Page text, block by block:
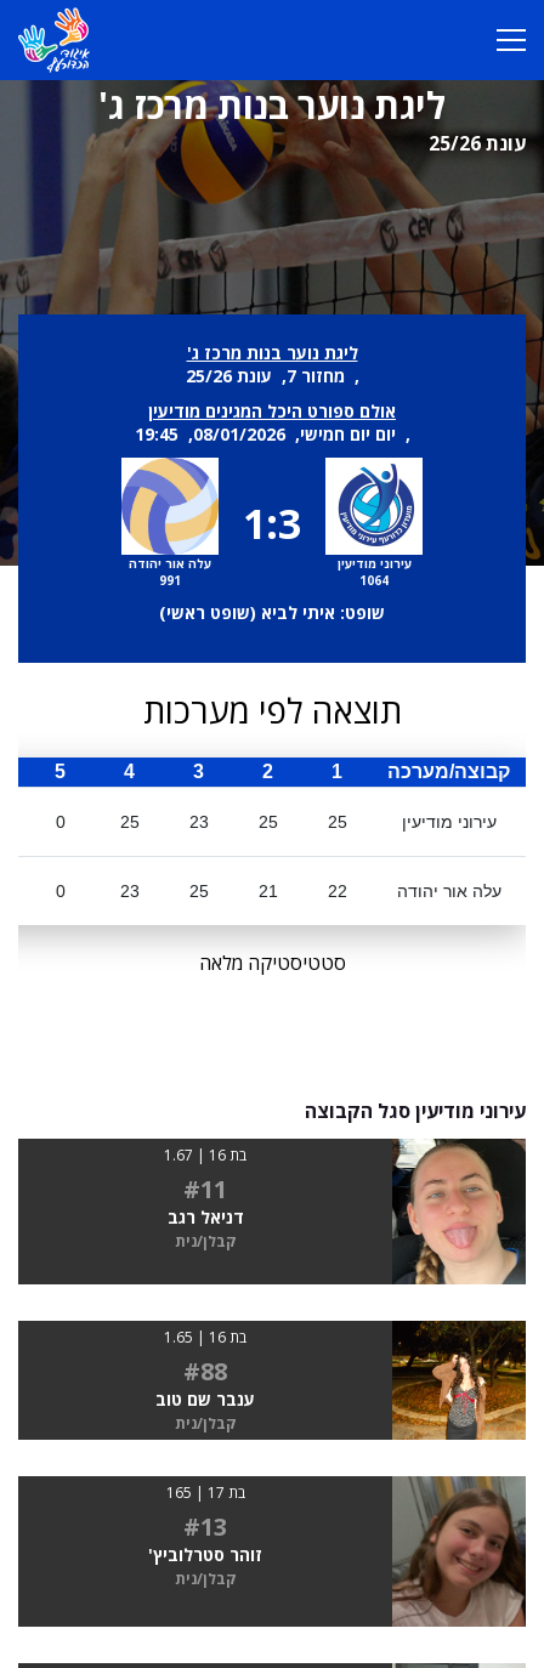
ליגת נוער בנות מרכז ג'
עונת 25/26
ליגת נוער בנות מרכז ג'
, מחזור 7, עונת 25/26
אולם ספורט היכל המגינים מודיעין
, יום יום חמישי, 08/01/2026, 19:45
עירוני מודיעין
1064
1:3
עלה אור יהודה
991
שופט: איתי לביא (שופט ראשי)
תוצאה לפי מערכות
קבוצה/מערכה 1
2
3
4
5
עירוני מודיעין 25
25
23
25
0
עלה אור יהודה 22
21
25
23
0
סטטיסטיקה מלאה
עירוני מודיעין סגל הקבוצה
בת 16 | 1.67
#11
דניאל רגב
קבלן/נית
בת 16 | 1.65
#88
ענבר שם טוב
קבלן/נית
בת 17 | 165
#13
זוהר סטרלוביץ'
קבלן/נית